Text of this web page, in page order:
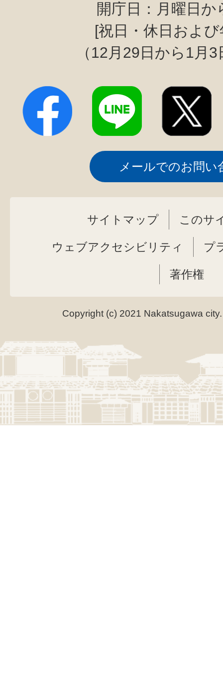
開庁日：月曜日か
[祝日・休日およ
（12月29日から1月
メールでのお問い
サイトマップ このサ
ウェブアクセシビリティ プ
著作権
Copyright (c) 2021 Nakatsugawa